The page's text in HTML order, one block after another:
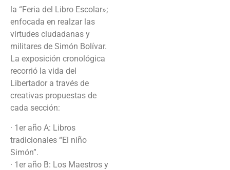
la “Feria del Libro Escolar»;
enfocada en realzar las
virtudes ciudadanas y
militares de Simón Bolívar.
La exposición cronológica
recorrió la vida del
Libertador a través de
creativas propuestas de
cada sección:
· 1er año A: Libros
tradicionales “El niño
Simón”.
· 1er año B: Los Maestros y